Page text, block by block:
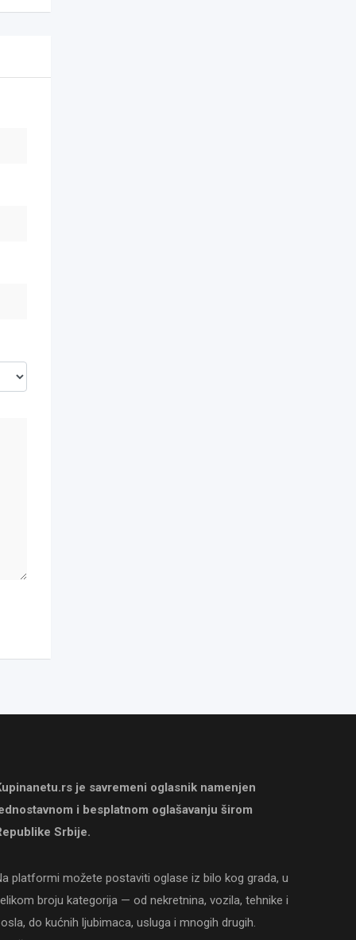
je savremeni oglasnik namenjen
i besplatnom oglašavanju širom
Srbije.
platformi možete postaviti oglase iz bilo kog grada, u
broju kategorija — od nekretnina, vozila, tehnike i
do kućnih ljubimaca, usluga i mnogih drugih.